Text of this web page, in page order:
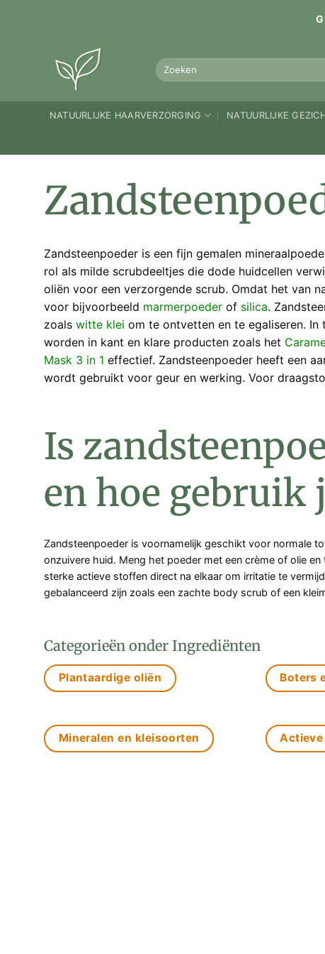
Zoeken
naar:
NATUURLIJKE HAARVERZORGING NATUURLIJKE
Zandsteenpoeder is een fijn gemalen
rol als milde scrubdeeltjes die dode huidcellen
oliën voor een verzorgende scrub. Omdat het van
voor bijvoorbeeld marmerpoeder of silica.
zoals witte klei om te ontvetten en te egaliseren.
worden in kant en klare producten zoals het
Mask 3 in 1 effectief. Zandsteenpoeder heeft een
wordt gebruikt voor geur en werking. Voor
Is
en hoe gebruik
Zandsteenpoeder is voornamelijk geschikt voor normale
onzuivere huid. Meng het poeder met een crème of olie
sterke actieve stoffen direct na elkaar om irritatie te
gebalanceerd zijn zoals een zachte body scrub of een
Categorieën onder Ingrediënten
Plantaardige oliën Boters
Mineralen en kleisoorten